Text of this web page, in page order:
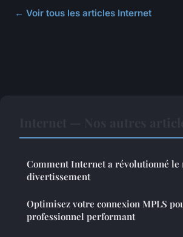
← Voir tous les articles Internet
Comment Internet a révolutionné le
divertissement
Optimisez votre connexion MPLS
professionnel performant